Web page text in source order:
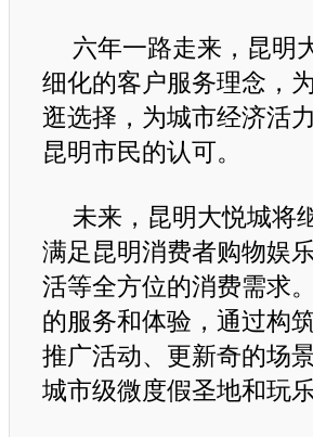
六年一路走来，昆明
细化的客户服务理念，
逛选择，为城市经济活
昆明市民的认可。
未来，昆明大悦城将
满足昆明消费者购物娱
活等全方位的消费需求
的服务和体验，通过构
推广活动、更新奇的场
城市级微度假圣地和玩乐